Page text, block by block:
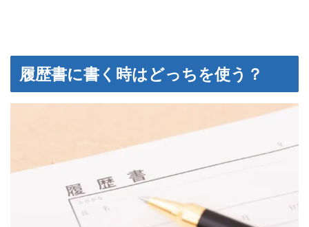
履歴書に書く時はどっちを使う？